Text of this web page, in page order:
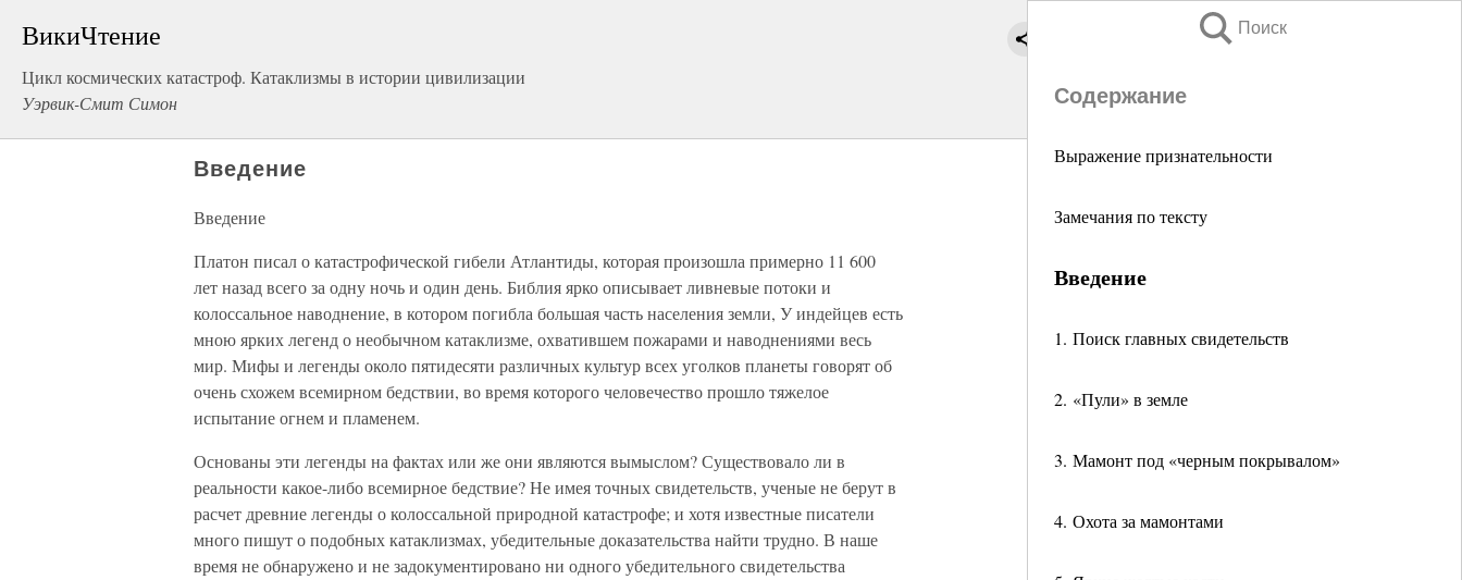
ВикиЧтение
Цикл космических катастроф. Катаклизмы в истории цивилизации
Уэрвик-Смит Симон
Поиск
Содержание
Выражение признательности
Замечания по тексту
Введение
1. Поиск главных свидетельств
2. «Пули» в земле
3. Мамонт под «черным покрывалом»
4. Охота за мамонтами
Введение
Введение
Платон писал о катастрофической гибели Атлантиды, которая произошла примерно 11 600
лет назад всего за одну ночь и один день. Библия ярко описывает ливневые потоки и
колоссальное наводнение, в котором погибла большая часть населения земли, У индейцев есть
мною ярких легенд о необычном катаклизме, охватившем пожарами и наводнениями весь
мир. Мифы и легенды около пятидесяти различных культур всех уголков планеты говорят об
очень схожем всемирном бедствии, во время которого человечество прошло тяжелое
испытание огнем и пламенем.
Основаны эти легенды на фактах или же они являются вымыслом? Существовало ли в
реальности какое-либо всемирное бедствие? Не имея точных свидетельств, ученые не берут в
расчет древние легенды о колоссальной природной катастрофе; и хотя известные писатели
много пишут о подобных катаклизмах, убедительные доказательства найти трудно. В наше
время не обнаружено и не задокументировано ни одного убедительного свидетельства